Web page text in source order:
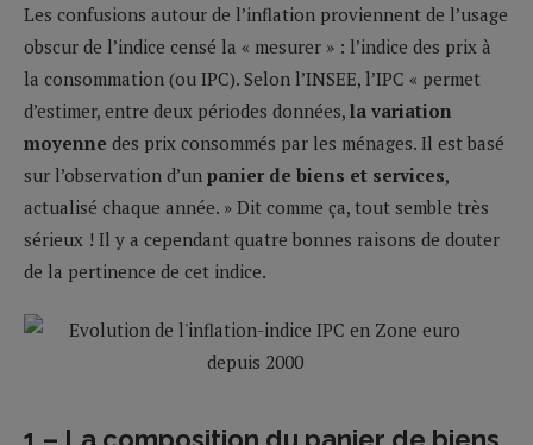
Les confusions autour de l’inflation proviennent de l’usage
obscur de l’indice censé la « mesurer » : l’indice des prix à
la consommation (ou IPC). Selon l’INSEE, l’IPC « permet
d’estimer, entre deux périodes données, la variation
moyenne des prix consommés par les ménages. Il est basé
sur l’observation d’un panier de biens et services,
actualisé chaque année. » Dit comme ça, tout semble très
sérieux ! Il y a cependant quatre bonnes raisons de douter
de la pertinence de cet indice.